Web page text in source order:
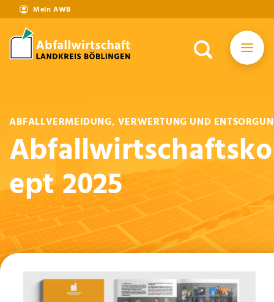
Mein AWB
ABFALLVERMEIDUNG, VERWERTUNG UND
ept 2025